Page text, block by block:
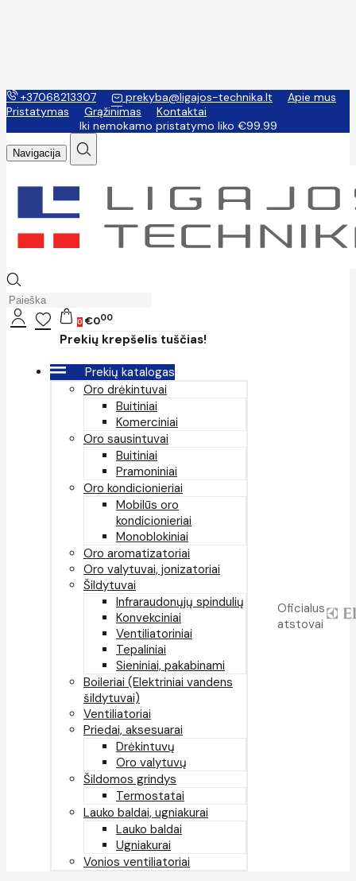
+37068213307 prekyba@ligajos-technika.lt
Apie mus
Pristatymas
Grąžinimas
Kontaktai
Iki nemokamo pristatymo liko €99.99
Navigacija
0 €000
Prekių krepšelis tuščias!
Prekių katalogas
Oro drėkintuvai
Buitiniai
Komerciniai
Oro sausintuvai
Buitiniai
Pramoniniai
Oro kondicionieriai
Mobilūs oro
kondicionieriai
Monoblokiniai
Oro aromatizatoriai
Oro valytuvai, jonizatoriai
Šildytuvai
Infraraudonųjų spindulių
Konvekciniai
Ventiliatoriniai
Tepaliniai
Sieniniai, pakabinami
Boileriai (Elektriniai vandens
šildytuvai)
Ventiliatoriai
Priedai, aksesuarai
Drėkintuvų
Oro valytuvų
Šildomos grindys
Termostatai
Lauko baldai, ugniakurai
Lauko baldai
Ugniakurai
Vonios ventiliatoriai
Oficialus
atstovai